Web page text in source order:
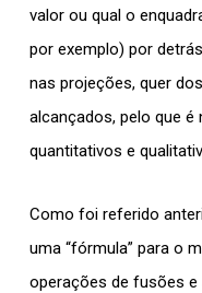
valor ou qual o
por exemplo) por
nas projeções, quer
alcançados, pelo que
quantitativos e
Como foi referido
uma “fórmula” para o
operações de fusões